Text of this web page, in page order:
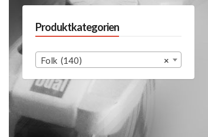
Produktkategorien
×
Folk (140)